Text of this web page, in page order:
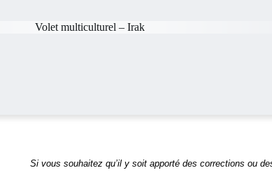
Volet multiculturel – Irak
Si vous souhaitez qu’il y soit apporté des corrections ou